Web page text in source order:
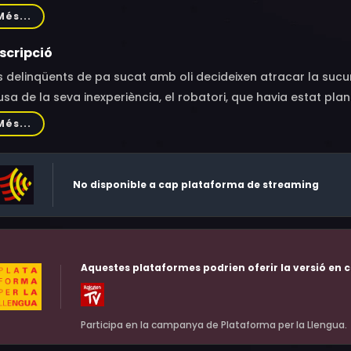
Carol Kane, Sandra Kazan, Marcia Jean Kurtz, Amy
Foresta, Lance Henriksen, Floyd Levine, Dick Anthony
Malina, Susan Peretz, William Bogert, Ron Cummins, Jay
Bulleit, Todd Everett, Raymond Serra, Tom Towles
delinqüents de pa sucat amb oli decideixen atracar la
de la seva inexperiència, el robatori, que havia estat
en un parany per als atracadors i en un
No disponible a cap plataforma de streaming
Aquestes plataformes podrien oferir la versió en
Participa en la campanya de Plataforma per la Llengua.